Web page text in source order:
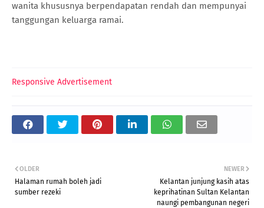
wanita khususnya berpendapatan rendah dan mempunyai
tanggungan keluarga ramai.
Responsive Advertisement
NEWER
Kelantan junjung kasih atas
keprihatinan Sultan Kelantan
naungi pembangunan negeri
OLDER
Halaman rumah boleh jadi
sumber rezeki